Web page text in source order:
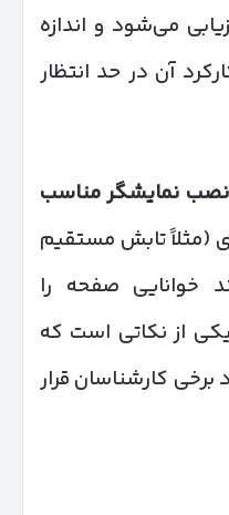
می‌شود و اندازه
آن در حد انتظار
نصب نمایشگر مناسب
(مثلاً تابش مستقیم
خوانایی صفحه را
از نکاتی است که
برخی کارشناسان قرار